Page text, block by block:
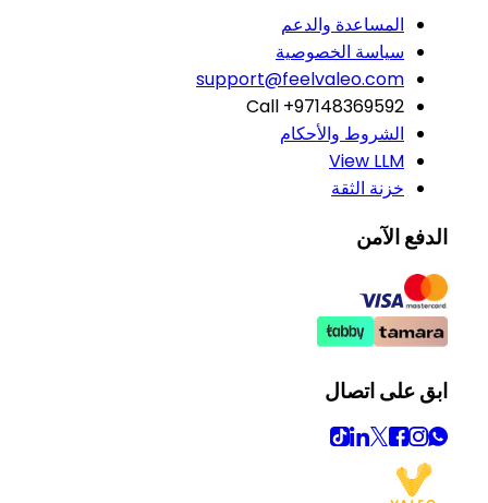
المساعدة والدعم
سياسة الخصوصية
support@feelvaleo.com
Call +97148369592
الشروط والأحكام
View LLM
خزنة الثقة
الدفع الآمن
ابق على اتصال